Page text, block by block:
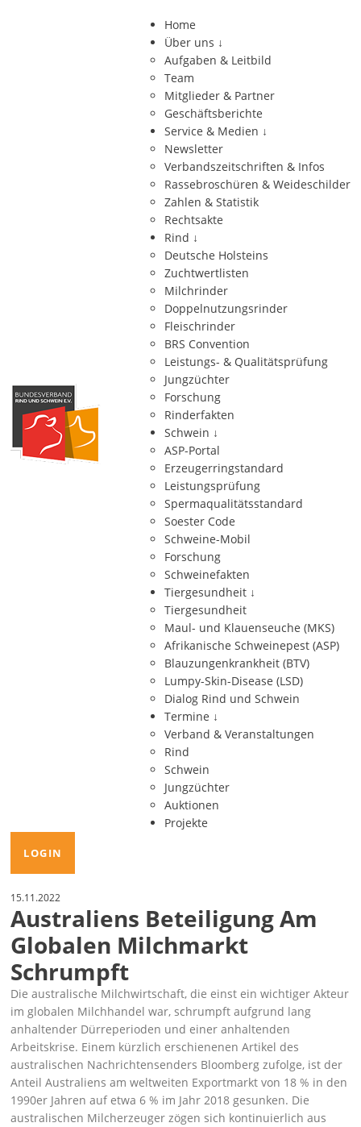
Home
Über uns ↓
Aufgaben & Leitbild
Team
Mitglieder & Partner
Geschäftsberichte
Service & Medien ↓
Newsletter
Verbandszeitschriften & Infos
Rassebroschüren & Weideschilder
Zahlen & Statistik
Rechtsakte
Rind ↓
Deutsche Holsteins
Zuchtwertlisten
Milchrinder
Doppelnutzungsrinder
Fleischrinder
BRS Convention
Leistungs- & Qualitätsprüfung
Jungzüchter
Forschung
Rinderfakten
Schwein ↓
ASP-Portal
Erzeugerringstandard
Leistungsprüfung
Spermaqualitätsstandard
Soester Code
Schweine-Mobil
Forschung
Schweinefakten
Tiergesundheit ↓
Tiergesundheit
Maul- und Klauenseuche (MKS)
Afrikanische Schweinepest (ASP)
Blauzungenkrankheit (BTV)
Lumpy-Skin-Disease (LSD)
Dialog Rind und Schwein
Termine ↓
Verband & Veranstaltungen
Rind
Schwein
Jungzüchter
Auktionen
Projekte
LOGIN
15.11.2022
Australiens Beteiligung Am
Globalen Milchmarkt
Schrumpft
Die australische Milchwirtschaft, die einst ein wichtiger Akteur
im globalen Milchhandel war, schrumpft aufgrund lang
anhaltender Dürreperioden und einer anhaltenden
Arbeitskrise. Einem kürzlich erschienenen Artikel des
australischen Nachrichtensenders Bloomberg zufolge, ist der
Anteil Australiens am weltweiten Exportmarkt von 18 % in den
1990er Jahren auf etwa 6 % im Jahr 2018 gesunken. Die
australischen Milcherzeuger zögen sich kontinuierlich aus